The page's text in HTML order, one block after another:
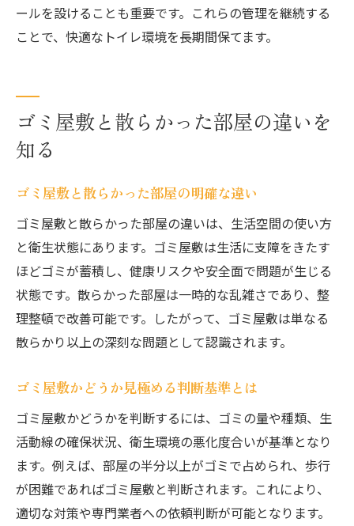
ールを設けることも重要です。これらの管理を継続する
ことで、快適なトイレ環境を長期間保てます。
ゴミ屋敷と散らかった部屋の違いを
知る
ゴミ屋敷と散らかった部屋の明確な違い
ゴミ屋敷と散らかった部屋の違いは、生活空間の使い方
と衛生状態にあります。ゴミ屋敷は生活に支障をきたす
ほどゴミが蓄積し、健康リスクや安全面で問題が生じる
状態です。散らかった部屋は一時的な乱雑さであり、整
理整頓で改善可能です。したがって、ゴミ屋敷は単なる
散らかり以上の深刻な問題として認識されます。
ゴミ屋敷かどうか見極める判断基準とは
ゴミ屋敷かどうかを判断するには、ゴミの量や種類、生
活動線の確保状況、衛生環境の悪化度合いが基準となり
ます。例えば、部屋の半分以上がゴミで占められ、歩行
が困難であればゴミ屋敷と判断されます。これにより、
適切な対策や専門業者への依頼判断が可能となります。